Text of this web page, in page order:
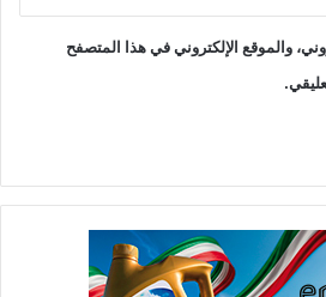
والموقع الإلكتروني في هذا المتصفح